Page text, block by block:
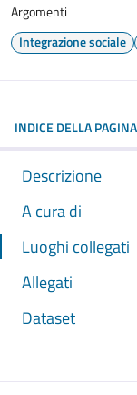
Argomenti
Integrazione sociale
INDICE DELLA PAGINA
Descrizione
A cura di
Luoghi collegati
Allegati
Dataset